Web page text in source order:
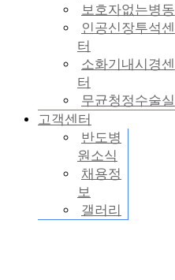
보호자없는병동
인공신장투석센
터
소화기내시경센
터
무균청정수술실
고객센터
반도병
원소식
채용정
보
갤러리